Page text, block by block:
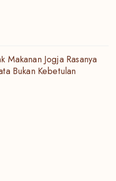
Makanan Jogja Rasanya
Bukan Kebetulan